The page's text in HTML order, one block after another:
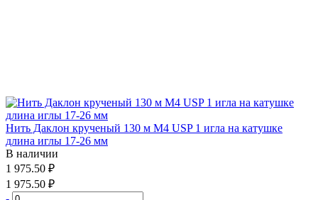
Нить Даклон крученый 130 м М4 USP 1 игла на катушке
длина иглы 17-26 мм
В наличии
1 975.50 ₽
1 975.50 ₽